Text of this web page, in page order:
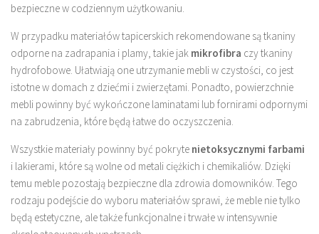
bezpieczne w codziennym użytkowaniu.
W przypadku materiałów tapicerskich rekomendowane są tkaniny
odporne na zadrapania i plamy, takie jak mikrofibra czy tkaniny
hydrofobowe. Ułatwiają one utrzymanie mebli w czystości, co jest
istotne w domach z dziećmi i zwierzętami. Ponadto, powierzchnie
mebli powinny być wykończone laminatami lub fornirami odpornymi
na zabrudzenia, które będą łatwe do oczyszczenia.
Wszystkie materiały powinny być pokryte nietoksycznymi farbami
i lakierami, które są wolne od metali ciężkich i chemikaliów. Dzięki
temu meble pozostają bezpieczne dla zdrowia domowników. Tego
rodzaju podejście do wyboru materiałów sprawi, że meble nie tylko
będą estetyczne, ale także funkcjonalne i trwałe w intensywnie